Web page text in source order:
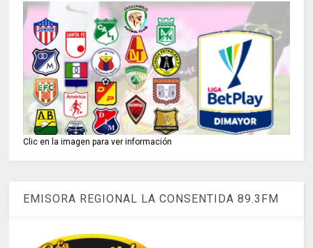
Clic en la imagen para ver información
EMISORA REGIONAL LA CONSENTIDA 89.3FM